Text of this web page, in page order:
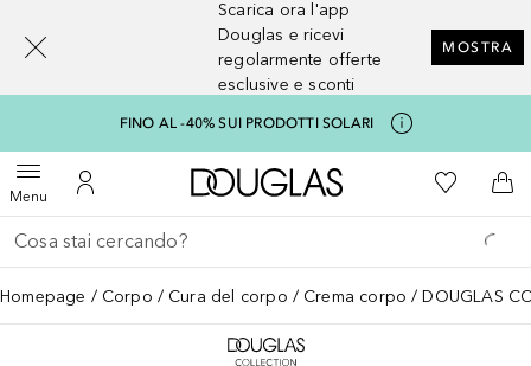
Scarica ora l'app
Douglas e ricevi
regolarmente offerte
esclusive e sconti
MOSTRA
FINO AL -40% SUI PRODOTTI SOLARI
MenuApri menuAl Mio Account
A Douglas HomeAlla Mia
Al
Torna indietro
Esegui ricerca
Homepage Corpo Cura del corpo Crema corpo DOUGLAS
[navigation.slideout.screenreader]